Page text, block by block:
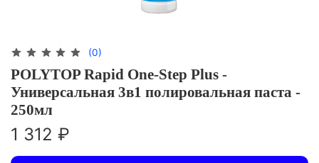
(0)
POLYTOP Rapid One-Step Plus -
Универсальная 3в1 полировальная паста -
250мл
1 312 ₽